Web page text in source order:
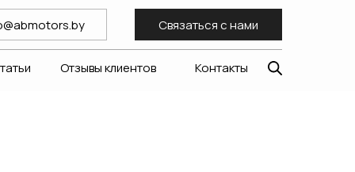
Отзывы клиентов Контакты
Связаться с нами